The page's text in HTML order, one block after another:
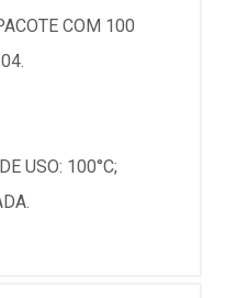
COM 100
USO: 100°C;